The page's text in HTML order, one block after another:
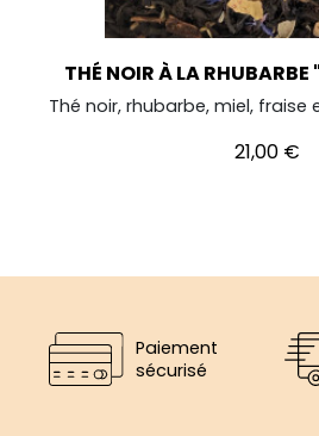
THÉ NOIR À LA RHUBARBE
Thé noir, rhubarbe, miel, fraise
Prix
21,00 €
Paiement
sécurisé